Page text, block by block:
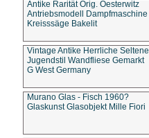
Antike Rarität Orig. Oesterwitz
Antriebsmodell Dampfmaschine
Kreisssäge Bakelit
Vintage Antike Herrliche Seltene
Jugendstil Wandfliese Gemarkt
G West Germany
Murano Glas - Fisch 1960?
Glaskunst Glasobjekt Mille Fiori